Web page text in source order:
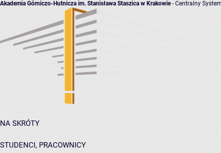
Akademia Górniczo-Hutnicza im. Stanisława Staszica w Krakowie- Centralny
NA SKRÓTY
STUDENCI, PRACOWNICY